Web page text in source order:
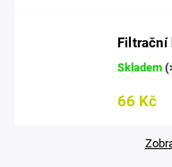
Filtrační
Skladem
66 Kč